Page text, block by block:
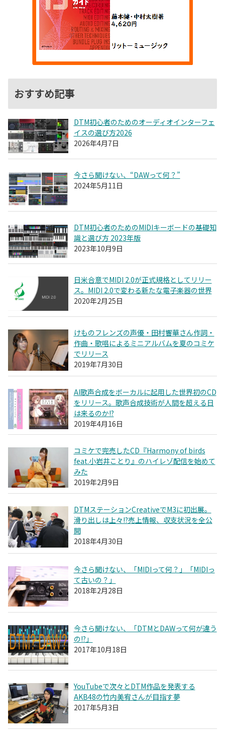
おすすめ記事
DTM初心者のためのオーディオインターフェ
イスの選び方2026
2026年4月7日
今さら聞けない、“DAWって何？”
2024年5月11日
DTM初心者のためのMIDIキーボードの基礎知
識と選び方 2023年版
2023年10月9日
日米合意でMIDI 2.0が正式規格としてリリー
ス。MIDI 2.0で変わる新たな電子楽器の世界
2020年2月25日
けものフレンズの声優・田村響華さん作詞・
作曲・歌唱によるミニアルバムを夏のコミケ
でリリース
2019年7月30日
AI歌声合成をボーカルに起用した世界初のCD
をリリース。歌声合成技術が人間を超える日
は来るのか!?
2019年4月16日
コミケで完売したCD『Harmony of birds
feat.小岩井ことり』のハイレゾ配信を始めて
みた
2019年2月9日
DTMステーションCreativeでM3に初出展。
滑り出しは上々!?売上情報、収支状況を全公
開
2018年4月30日
今さら聞けない、「MIDIって何？」「MIDIっ
て古いの？」
2018年2月28日
今さら聞けない、「DTMとDAWって何が違う
の!?」
2017年10月18日
YouTubeで次々とDTM作品を発表する
AKB48の竹内美宥さんが目指す夢
2017年5月3日